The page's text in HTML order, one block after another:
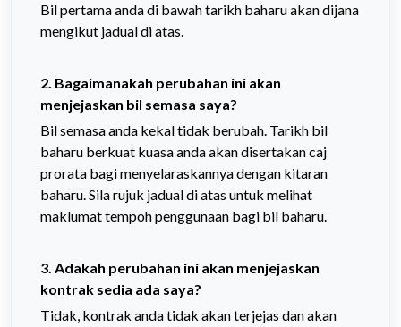
Bil pertama anda di bawah tarikh baharu akan dijana
mengikut jadual di atas.
2. Bagaimanakah perubahan ini akan
menjejaskan bil semasa saya?
Bil semasa anda kekal tidak berubah. Tarikh bil
baharu berkuat kuasa anda akan disertakan caj
prorata bagi menyelaraskannya dengan kitaran
baharu. Sila rujuk jadual di atas untuk melihat
maklumat tempoh penggunaan bagi bil baharu.
3. Adakah perubahan ini akan menjejaskan
kontrak sedia ada saya?
Tidak, kontrak anda tidak akan terjejas dan akan